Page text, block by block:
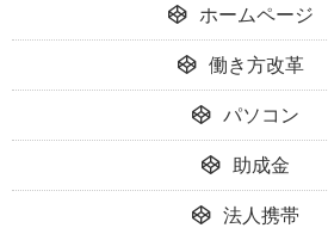
ホームページ
働き方改革
パソコン
助成金
法人携帯